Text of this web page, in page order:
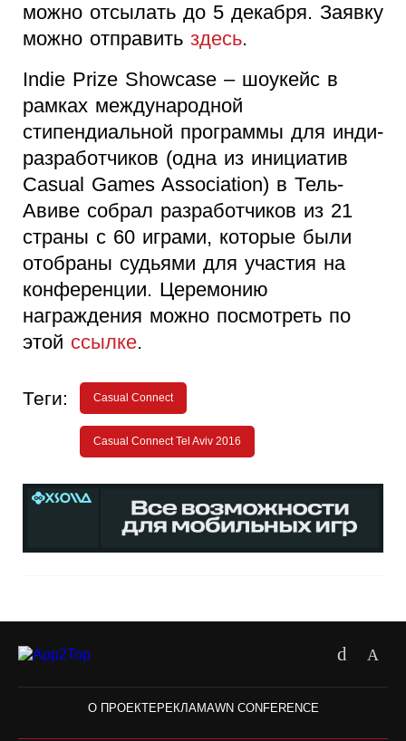
можно отсылать до 5 декабря. Заявку
можно отправить здесь.
Indie Prize Showcase – шоукейс в
рамках международной
стипендиальной программы для инди-
разработчиков (одна из инициатив
Casual Games Association) в Тель-
Авиве собрал разработчиков из 21
страны с 60 играми, которые были
отобраны судьями для участия на
конференции. Церемонию
награждения можно посмотреть по
этой ссылке.
Теги: Casual Connect
Casual Connect Tel Aviv 2016
О ПРОЕКТЕРЕКЛАМАWN CONFERENCE